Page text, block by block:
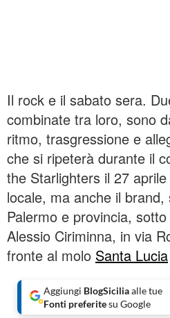
Il rock e il sabato sera.
combinate tra loro, sono
ritmo, trasgressione e
che si ripeterà durante il
the Starlighters il 27
locale, ma anche il
Palermo e provincia,
Alessio Ciriminna, in via
fronte al molo Santa Lucia
Aggiungi BlogSiciliaalle tue
Fonti preferitesu Google